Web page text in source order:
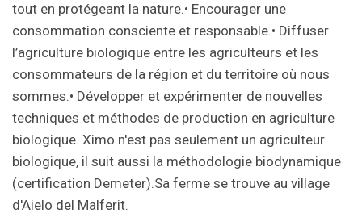
tout en protégeant la nature.• Encourager une
consommation consciente et responsable.• Diffuser
l’agriculture biologique entre les agriculteurs et les
consommateurs de la région et du territoire où nous
sommes.• Développer et expérimenter de nouvelles
techniques et méthodes de production en agriculture
biologique. Ximo n'est pas seulement un agriculteur
biologique, il suit aussi la méthodologie biodynamique
(certification Demeter).Sa ferme se trouve au village
d'Aielo del Malferit.